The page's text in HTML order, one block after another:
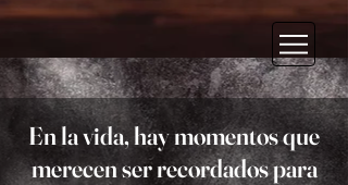
En la vida, hay momentos que
merecen ser recordados para